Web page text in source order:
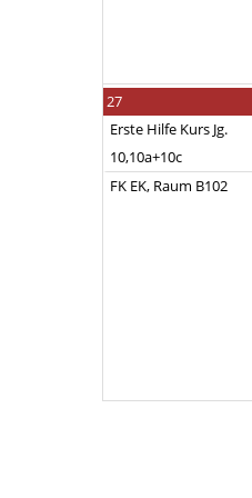
27
Erste Hilfe Kurs Jg.
10,10a+10c
FK EK, Raum B102